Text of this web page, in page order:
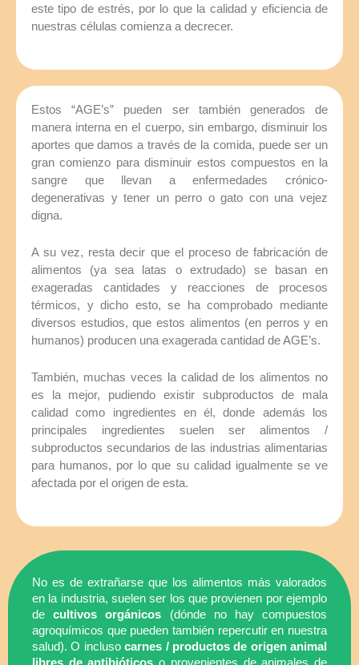
este tipo de estrés, por lo que la calidad y eficiencia de
nuestras células comienza a decrecer.
Estos “AGE’s” pueden ser también generados de
manera interna en el cuerpo, sin embargo, disminuir los
aportes que damos a través de la comida, puede ser un
gran comienzo para disminuir estos compuestos en la
sangre que llevan a enfermedades crónico-
degenerativas y tener un perro o gato con una vejez
digna.
A su vez, resta decir que el proceso de fabricación de
alimentos (ya sea latas o extrudado) se basan en
exageradas cantidades y reacciones de procesos
térmicos, y dicho esto, se ha comprobado mediante
diversos estudios, que estos alimentos (en perros y en
humanos) producen una exagerada cantidad de AGE’s.
También, muchas veces la calidad de los alimentos no
es la mejor, pudiendo existir subproductos de mala
calidad como ingredientes en él, donde además los
principales ingredientes suelen ser alimentos /
subproductos secundarios de las industrias alimentarias
para humanos, por lo que su calidad igualmente se ve
afectada por el origen de esta.
No es de extrañarse que los alimentos más valorados
en la industria, suelen ser los que provienen por ejemplo
de cultivos orgánicos (dónde no hay compuestos
agroquímicos que pueden también repercutir en nuestra
salud). O inclusocarnes / productos de origen animal
libres de antibióticos o provenientes de animales de